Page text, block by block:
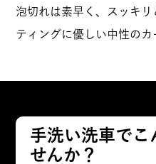
もすごく、洗い流し
濃縮タイプでバケツ
た〜 購入者
投稿日 2025/04/11
泡切れは素早く、スッキ
ティングに優しい中性のカ
手洗い洗車でこ
せんか？